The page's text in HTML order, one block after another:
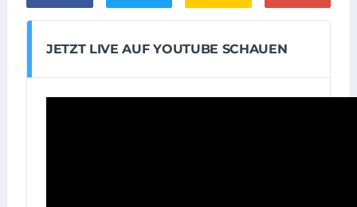
JETZT LIVE AUF YOUTUBE SCHAUEN